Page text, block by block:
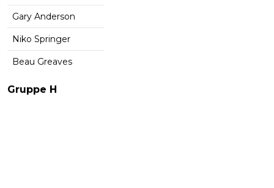
Gary Anderson
Niko Springer
Beau Greaves
Gruppe H